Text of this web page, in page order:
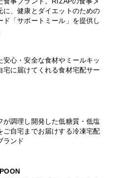
に、健康とダイエットのための
ド「サポートミール」を提供し
安心・安全な食材やミールキッ
宅に届けてくれる食材宅配サー
が調理し開発した低糖質・低塩
ご自宅までお届けする冷凍宅配
ランド